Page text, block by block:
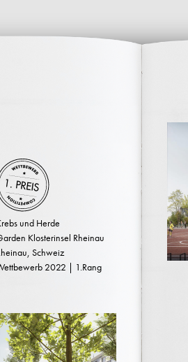
und Herde
Klosterinsel Rheinau
Schweiz
2022 | 1.Rang